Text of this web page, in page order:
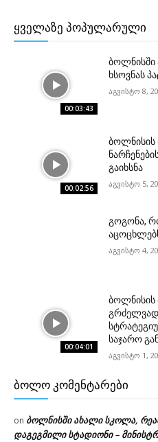
ᲧᲕᲔᲚᲐᲖᲔ ᲞᲝᲞᲣᲚᲐᲠᲣᲚᲘ
00:03:43
ბოლნისში
ხსოვნას
აგვისტო 8,
00:02:56
ბოლნისის
გაიხსნა
აგვისტო 5,
გოგონა,
აგვისტო 4,
00:04:01
ბოლნისის
საჯარო
აგვისტო 1,
ᲑᲝᲚᲝ ᲙᲝᲛᲔᲜᲢᲐᲠᲔᲑᲘ
on ბოლნისში ახალი სკოლა,
დაგეგმილი სტადიონი –